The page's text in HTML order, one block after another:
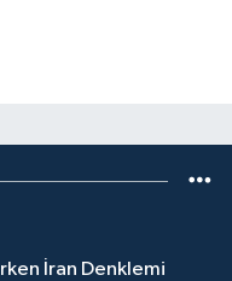
İran Denklemi